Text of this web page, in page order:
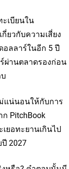
เบียนใน
ยวกับความเสี่ยง
ลลาร์ในอีก 5 ปี
ผ่านตลาดรองก่อน
แน่นอนให้กับการ
PitchBook
ยอทะยานเกินไป
2027